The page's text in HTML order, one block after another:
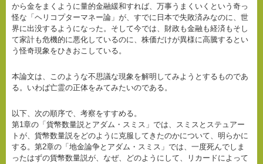
から金をまくように量的金融緩和すれば、万事うまくいくという奇っ
怪な「ヘリコプターマネー論」が、すでに日本で失敗済みなのに、世
界に出没するようになった。そして今では、財政も金融も経済もそし
て家計も危機的に悪化しているのに、株価だけが異様に高騰するとい
う怪奇現象をひきおこしている。
本論文は、このような不思議な現象を解明してみようとするものであ
る。いわば亡霊の正体をみてみたいのである。
以下、次の順序で、考察をすすめる。
第1章の「貨幣数量説とアダム・スミス」では、スミスとステュアー
トが、貨幣数量説をどのように克服してきたのかについて、明らかに
する。第2章の「地金論争とアダム・スミス」では、一度死んでしま
ったはずの貨幣数量説が、なぜ、どのようにして、リカードによって